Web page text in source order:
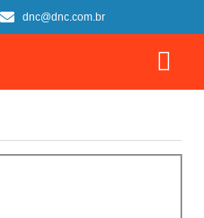
dnc@dnc.com.br